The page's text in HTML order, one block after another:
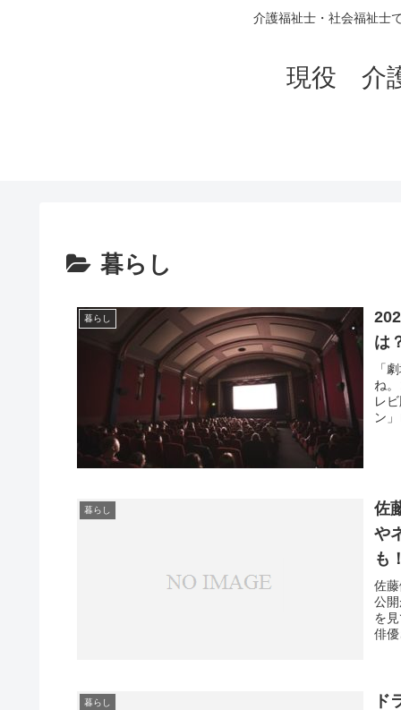
介護福祉士・社会福祉士
現役 介
暮らし
暮らし
は
「
ね
レ
ン
暮らし
佐
や
も！
佐
公
を
俳
暮らし
ド